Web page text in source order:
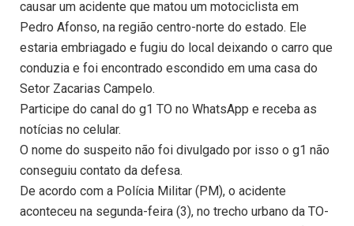
causar um acidente que matou um motociclista em
Pedro Afonso, na região centro-norte do estado. Ele
estaria embriagado e fugiu do local deixando o carro que
conduzia e foi encontrado escondido em uma casa do
Setor Zacarias Campelo.
Participe do canal do g1 TO no WhatsApp e receba as
notícias no celular.
O nome do suspeito não foi divulgado por isso o g1 não
conseguiu contato da defesa.
De acordo com a Polícia Militar (PM), o acidente
aconteceu na segunda-feira (3), no trecho urbano da TO-